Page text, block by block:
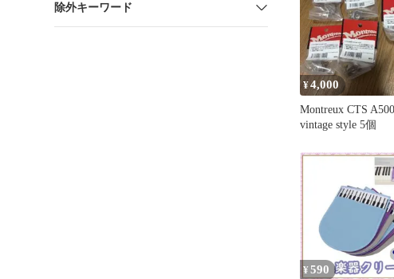
除外キーワード
¥4,000
Montreux CTS
vintage style 5個
¥590